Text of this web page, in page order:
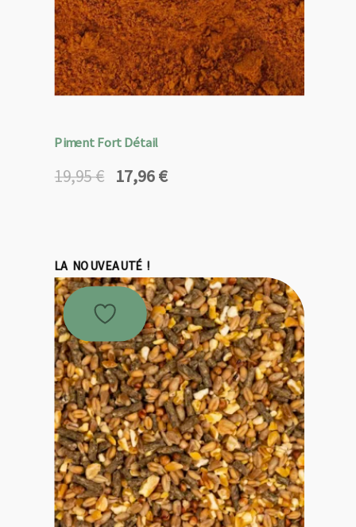
Piment Fort Détail
19,95€
Le
19,95 €.
17,96€
Le
17,96 €.
LA NOUVEAUTÉ !